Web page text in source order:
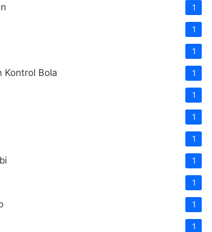
1
1
1
Kontrol Bola 1
1
1
1
1
1
1
1